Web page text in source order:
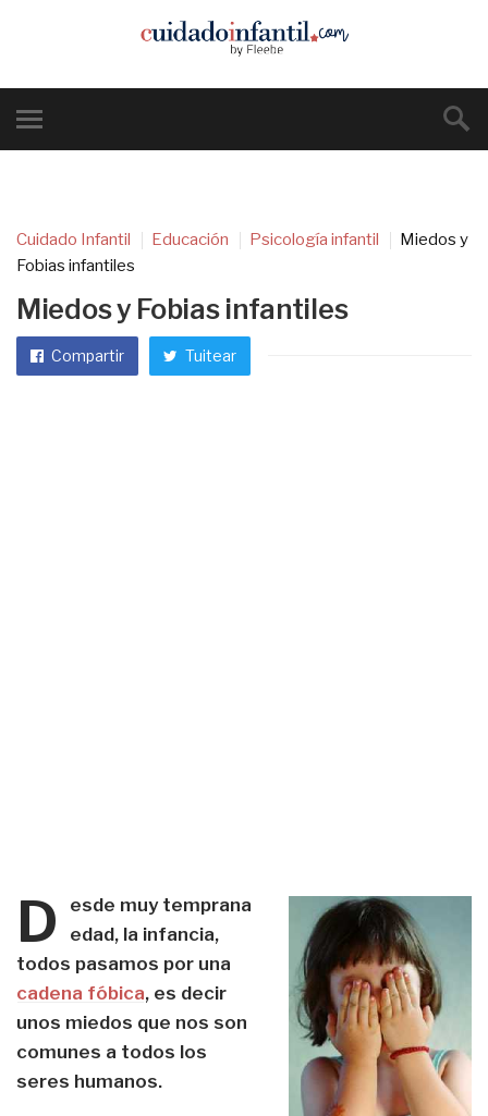
Cuidado Infantil Educación Psicología infantil
Miedos y
Fobias infantiles
Miedos y Fobias infantiles
Compartir Tuitear
D
esde muy temprana
edad, la infancia,
todos pasamos por una
cadena fóbica, es decir
unos miedos que nos son
comunes a todos los
seres humanos.